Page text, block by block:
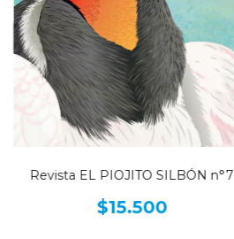
Revista EL PIOJITO SILBÓN n°7
$15.500